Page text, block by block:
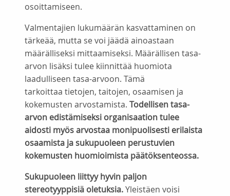
osoittamiseen.
Valmentajien lukumäärän kasvattaminen on
tärkeää, mutta se voi jäädä ainoastaan
määrälliseksi mittaamiseksi. Määrällisen tasa-
arvon lisäksi tulee kiinnittää huomiota
laadulliseen tasa-arvoon. Tämä
tarkoittaa tietojen, taitojen, osaamisen ja
kokemusten arvostamista. Todellisen tasa-
arvon edistämiseksi organisaation tulee
aidosti myös arvostaa monipuolisesti erilaista
osaamista ja sukupuoleen perustuvien
kokemusten huomioimista päätöksenteossa.
Sukupuoleen liittyy hyvin paljon
stereotyyppisiä oletuksia.Yleistäen voisi